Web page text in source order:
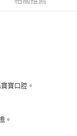
後付」服務完成之交
相關給付款項請求債
同意方可使用
寶口腔。
。